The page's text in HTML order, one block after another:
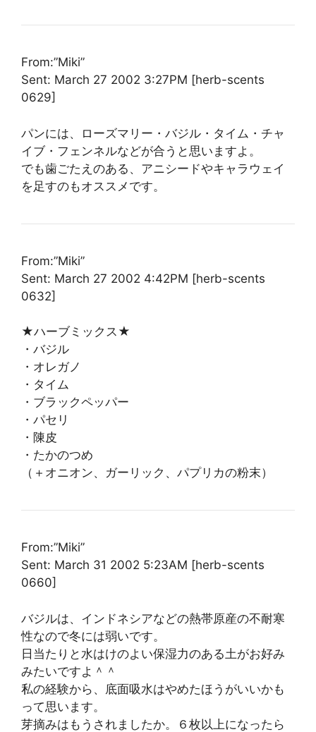
From:”Miki”
Sent: March 27 2002 3:27PM [herb-scents
0629]
パンには、ローズマリー・バジル・タイム・チャ
イブ・フェンネルなどが合うと思いますよ。
でも歯ごたえのある、アニシードやキャラウェイ
を足すのもオススメです。
From:”Miki”
Sent: March 27 2002 4:42PM [herb-scents
0632]
★ハーブミックス★
・バジル
・オレガノ
・タイム
・ブラックペッパー
・パセリ
・陳皮
・たかのつめ
（＋オニオン、ガーリック、パプリカの粉末）
From:”Miki”
Sent: March 31 2002 5:23AM [herb-scents
0660]
バジルは、インドネシアなどの熱帯原産の不耐寒
性なので冬には弱いです。
日当たりと水はけのよい保湿力のある土がお好み
みたいですよ＾＾
私の経験から、底面吸水はやめたほうがいいかも
って思います。
芽摘みはもうされましたか。６枚以上になったら